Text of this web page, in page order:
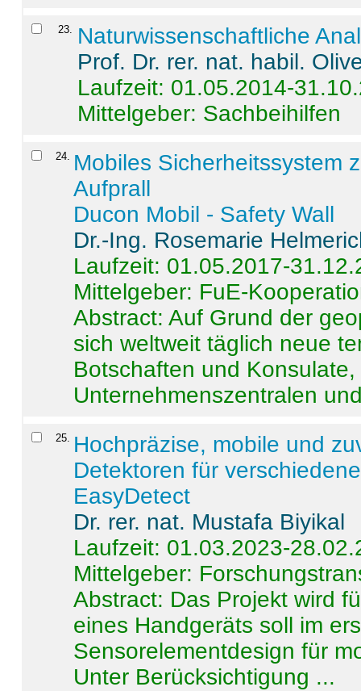
23. Naturwissenschaftliche
Prof. Dr. rer. nat. habil.
Laufzeit: 01.05.2014-
Mittelgeber: Sachbeihilfen
24. Mobiles Sicherheitssystem
Aufprall
Ducon Mobil - Safety Wall
Dr.-Ing. Rosemarie
Laufzeit: 01.05.2017-
Mittelgeber: FuE-
Abstract:Auf Grund der
sich weltweit täglich neue
Botschaften und
Unternehmenszentralen
25. Hochpräzise, mobile und
Detektoren für
EasyDetect
Dr. rer. nat. Mustafa Biyikal
Laufzeit: 01.03.2023-
Mittelgeber:
Abstract: Das Projekt wird
eines Handgeräts soll im
Sensorelementdesign für
Unter Berücksichtigung ...